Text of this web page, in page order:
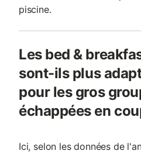
piscine.
Les bed &
sont-ils plus
pour les gros
échappées en
Ici, selon les données de